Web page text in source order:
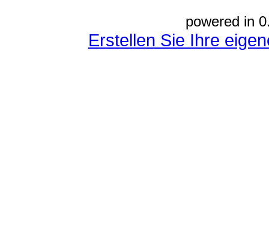
powered in
Erstellen Sie Ihre